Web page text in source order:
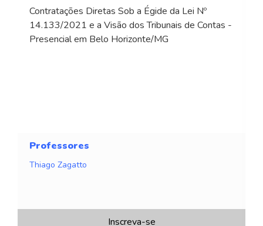
Contratações Diretas Sob a Égide da Lei Nº
14.133/2021 e a Visão dos Tribunais de Contas -
Presencial em Belo Horizonte/MG
Professores
Thiago Zagatto
Inscreva-se